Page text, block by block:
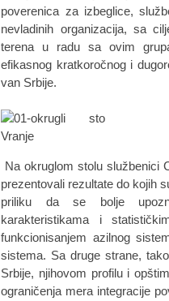
poverenica za izbeglice,
nevladinih organizacija, sa
terena u radu sa ovim
efikasnog kratkoročnog i
van Srbije.
Na okruglom stolu službenici
prezentovali rezultate do kojih
priliku da se bolje
karakteristikama i
funkcionisanjem azilnog
sistema. Sa druge strane,
Srbije, njihovom profilu i
ograničenja mera integracije